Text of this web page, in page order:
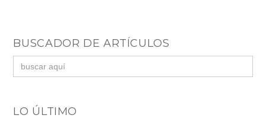
BUSCADOR DE ARTÍCULOS
Buscar:
LO ÚLTIMO